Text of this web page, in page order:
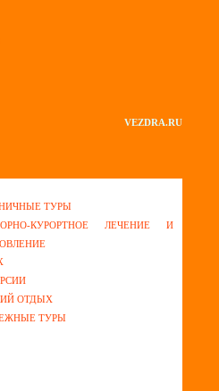
VEZDRA.RU
ТУРЫ
КУРОРТНОЕ ЛЕЧЕНИЕ И
ОТДЫХ
ТУРЫ